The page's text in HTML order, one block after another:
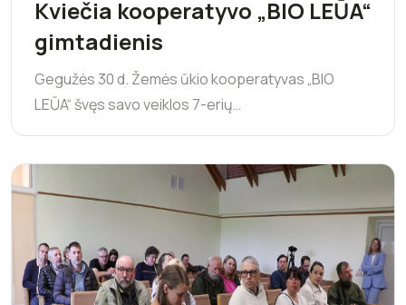
Kviečia kooperatyvo „BIO LEŪA“
gimtadienis
Gegužės 30 d. Žemės ūkio kooperatyvas „BIO
LEŪA“ švęs savo veiklos 7-erių…